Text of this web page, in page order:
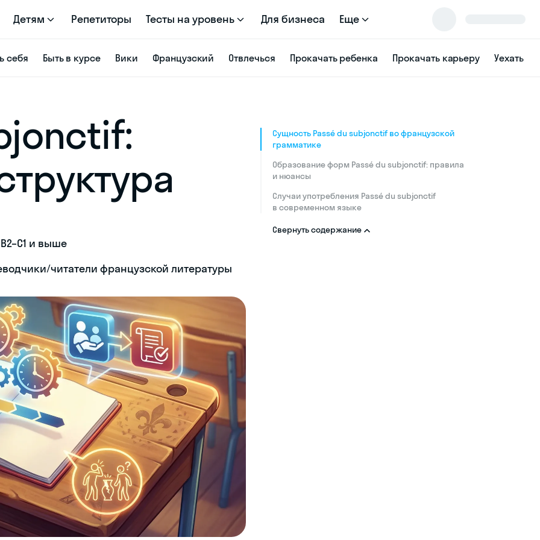
Детям Репетиторы Тесты на уровень Для бизнеса Еще
себя Быть в курсе Вики Французский Отвлечься Прокачать ребенка Прокачать карьеру Уехать
и выше
читатели французской литературы
Сущность Passé du subjonctif во французской
грамматике
Образование форм Passé du subjonctif: правила
и нюансы
Случаи употребления Passé du subjonctif
в современном языке
Свернуть содержание